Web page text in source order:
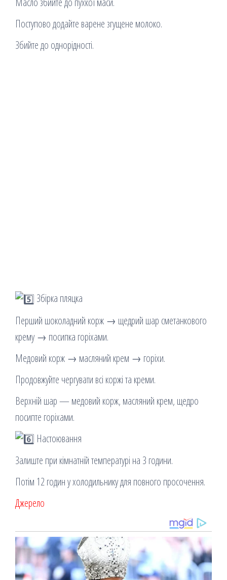
Поступово додайте варене згущене молоко.
Збийте до однорідності.
Збірка пляцка
Перший шоколадний корж → щедрий шар сметанкового
крему → посипка горіхами.
Медовий корж → масляний крем → горіхи.
Продовжуйте чергувати всі коржі та креми.
Верхній шар — медовий корж, масляний крем, щедро
посипте горіхами.
Настоювання
Залиште при кімнатній температурі на 3 години.
Потім 12 годин у холодильнику для повного просочення.
Джерело